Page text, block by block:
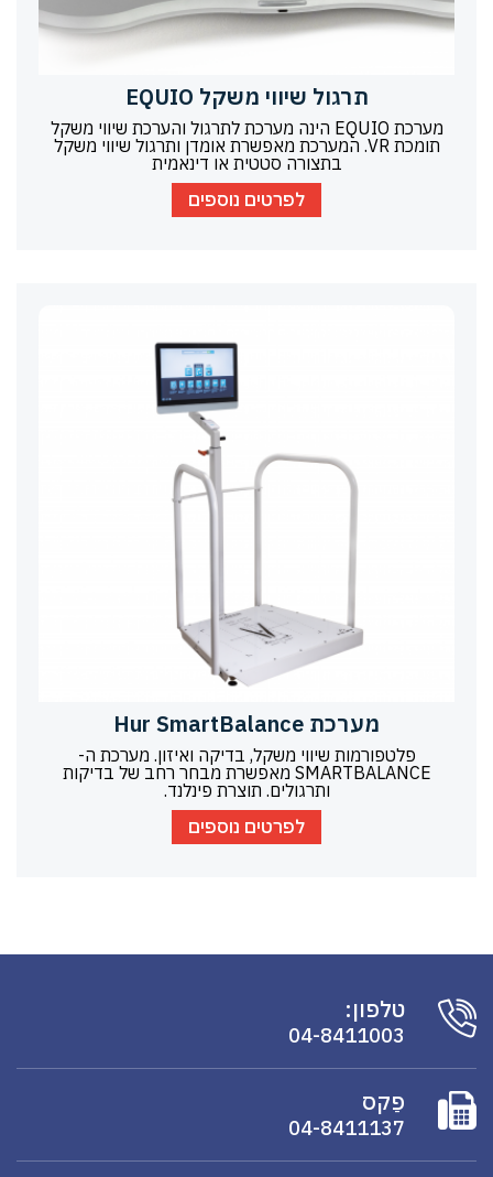
תרגול שיווי משקל EQUIO
מערכת EQUIO הינה מערכת לתרגול והערכת שיווי משקל
תומכת VR. המערכת מאפשרת אומדן ותרגול שיווי משקל
בתצורה סטטית או דינאמית
לפרטים נוספים
מערכת Hur SmartBalance
פלטפורמות שיווי משקל, בדיקה ואיזון. מערכת ה-
SMARTBALANCE מאפשרת מבחר רחב של בדיקות
ותרגולים. תוצרת פינלנד.
לפרטים נוספים
טלפון:
04-8411003
פַקס
04-8411137